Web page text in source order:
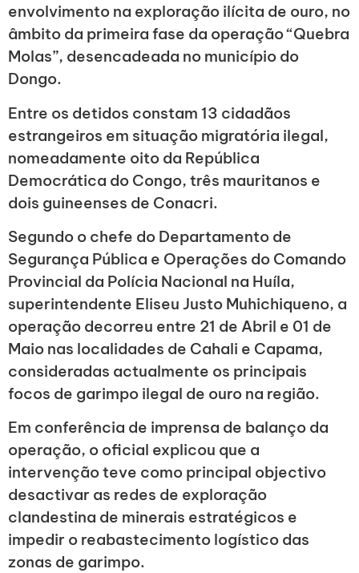
envolvimento na exploração ilícita de ouro, no
âmbito da primeira fase da operação “Quebra
Molas”, desencadeada no município do
Dongo.
Entre os detidos constam 13 cidadãos
estrangeiros em situação migratória ilegal,
nomeadamente oito da República
Democrática do Congo, três mauritanos e
dois guineenses de Conacri.
Segundo o chefe do Departamento de
Segurança Pública e Operações do Comando
Provincial da Polícia Nacional na Huíla,
superintendente Eliseu Justo Muhichiqueno, a
operação decorreu entre 21 de Abril e 01 de
Maio nas localidades de Cahali e Capama,
consideradas actualmente os principais
focos de garimpo ilegal de ouro na região.
Em conferência de imprensa de balanço da
operação, o oficial explicou que a
intervenção teve como principal objectivo
desactivar as redes de exploração
clandestina de minerais estratégicos e
impedir o reabastecimento logístico das
zonas de garimpo.